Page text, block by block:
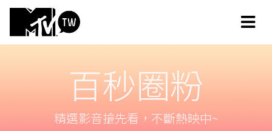
百秒圈粉
精選影音搶先看，不斷熱映中~